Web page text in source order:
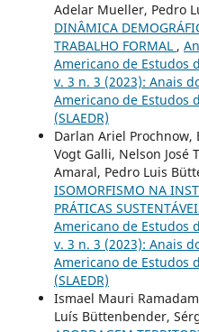
Adelar Mueller, Pedro
DINÂMICA
TRABALHO FORMAL ,
Americano de Estudos
v. 3 n. 3 (2023): Anais
Americano de Estudos
(SLAEDR)
Darlan Ariel Prochnow,
Vogt Galli, Nelson José
Amaral, Pedro Luis
ISOMORFISMO NA
PRÁTICAS
Americano de Estudos
v. 3 n. 3 (2023): Anais
Americano de Estudos
(SLAEDR)
Ismael Mauri
Luís Büttenbender,